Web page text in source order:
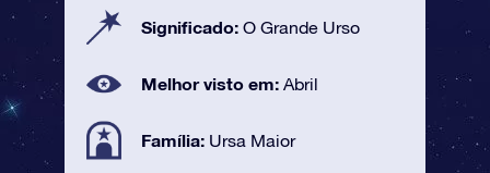
Significado: O Grande Urso
Melhor visto em: Abril
Família: Ursa Maior